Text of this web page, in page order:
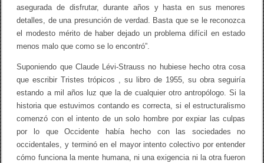
asegurada de disfrutar, durante años y hasta en sus menores
detalles, de una presunción de verdad. Basta que se le reconozca
el modesto mérito de haber dejado un problema difícil en estado
menos malo que como se lo encontró”.
Suponiendo que Claude Lévi-Strauss no hubiese hecho otra cosa
que escribir Tristes trópicos , su libro de 1955, su obra seguiría
estando a mil años luz que la de cualquier otro antropólogo. Si la
historia que estuvimos contando es correcta, si el estructuralismo
comenzó con el intento de un solo hombre por expiar las culpas
por lo que Occidente había hecho con las sociedades no
occidentales, y terminó en el mayor intento colectivo por entender
cómo funciona la mente humana, ni una exigencia ni la otra fueron